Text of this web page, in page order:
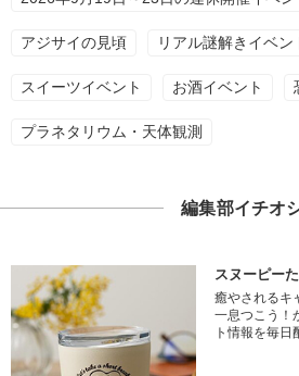
アジサイの見頃 リアル謎解きイベン
スイーツイベント お酒イベント
プラネタリウム・天体観測
編集部イチオ
スヌーピー
癒やされるキ
一息つこう！
ト情報を毎日